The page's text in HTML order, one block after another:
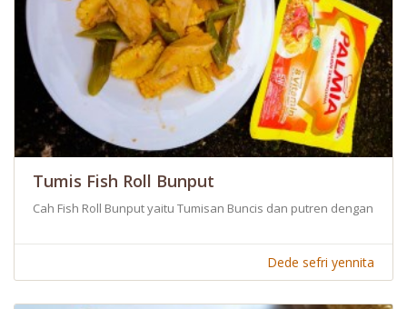
Tumis Fish Roll Bunput
Cah Fish Roll Bunput yaitu Tumisan Buncis dan putren dengan
Dede sefri yennita